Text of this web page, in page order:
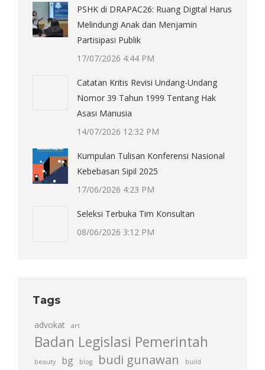
PSHK di DRAPAC26: Ruang Digital Harus
Melindungi Anak dan Menjamin
Partisipasi Publik
17/07/2026 4:44 PM
Catatan Kritis Revisi Undang-Undang
Nomor 39 Tahun 1999 Tentang Hak
Asasi Manusia
14/07/2026 12:32 PM
Kumpulan Tulisan Konferensi Nasional
Kebebasan Sipil 2025
17/06/2026 4:23 PM
Seleksi Terbuka Tim Konsultan
08/06/2026 3:12 PM
Tags
advokat art
Badan Legislasi Pemerintah
beauty bg blog budi gunawan build